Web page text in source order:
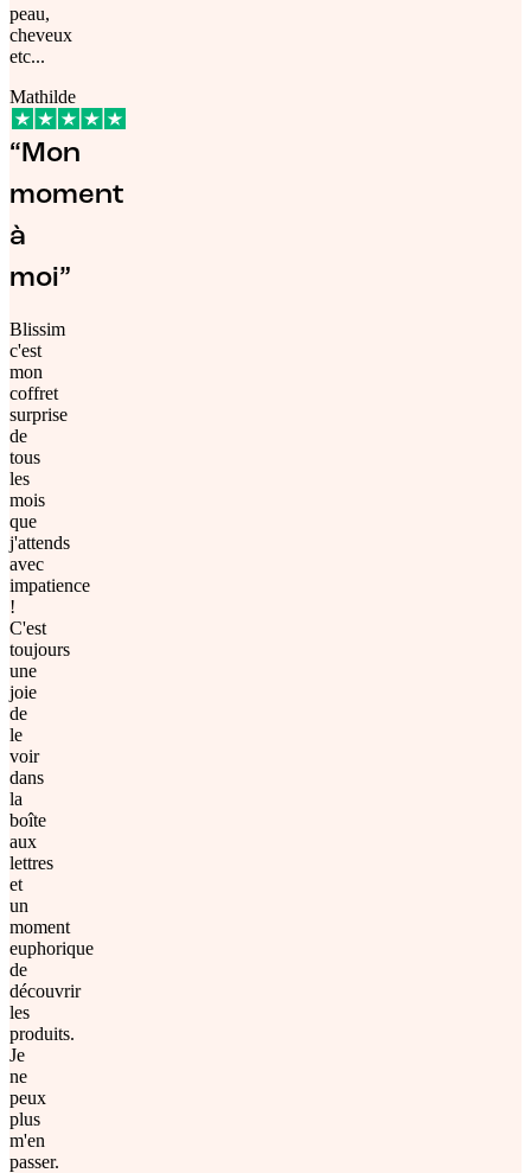
peau,
cheveux
etc...
Mathilde
“Mon
moment
à
moi”
Blissim
c'est
mon
coffret
surprise
de
tous
les
mois
que
j'attends
avec
impatience
!
C'est
toujours
une
joie
de
le
voir
dans
la
boîte
aux
lettres
et
un
moment
euphorique
de
découvrir
les
produits.
Je
ne
peux
plus
m'en
passer.